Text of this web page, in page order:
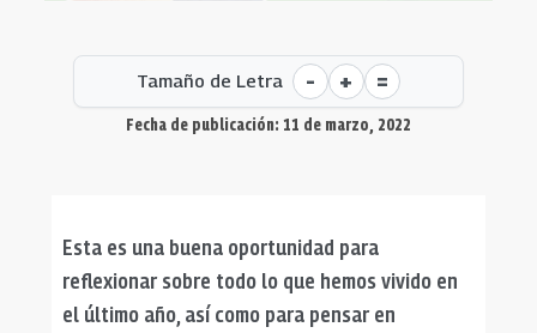
Tamaño de Letra - + =
Fecha de publicación: 11 de marzo, 2022
Esta es una buena oportunidad para
reflexionar sobre todo lo que hemos vivido en
el último año, así como para pensar en